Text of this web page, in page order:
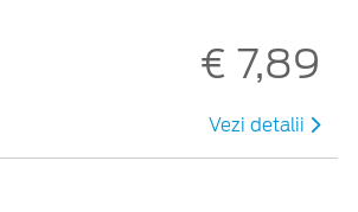
€ 7,89
Vezi detalii